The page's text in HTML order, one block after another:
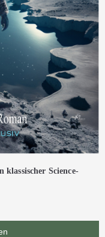
Science-